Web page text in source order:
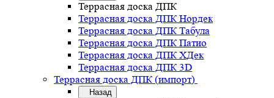
Террасная доска ДПК
Террасная доска ДПК Нордек
Террасная доска ДПК Табула
Террасная доска ДПК Патио
Террасная доска ДПК ХДек
Террасная доска ДПК 3D
Террасная доска ДПК (импорт)
Назад